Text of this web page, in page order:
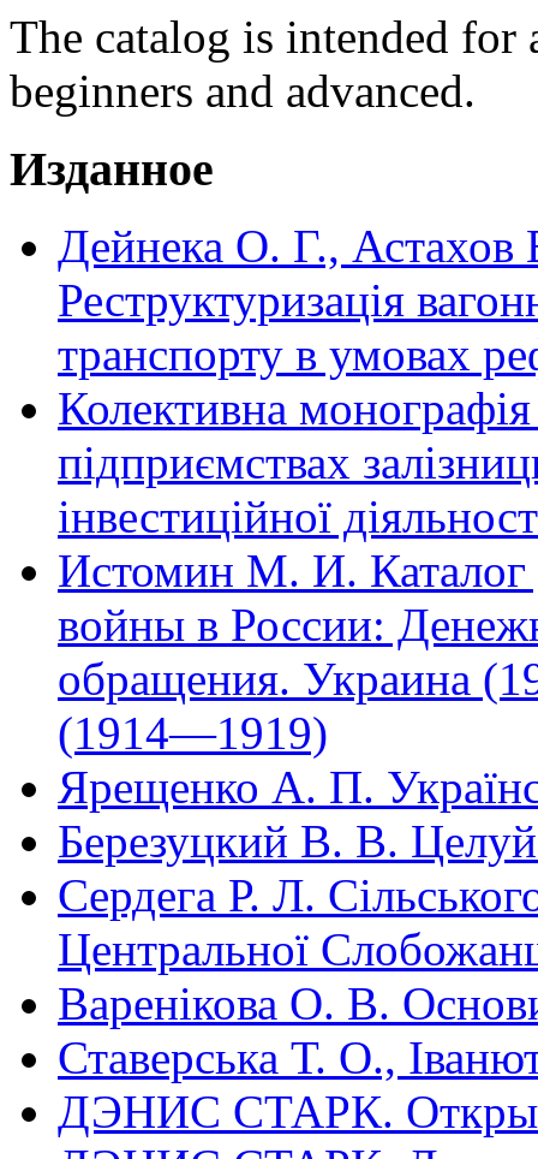
The catalog is intended
beginners and advanced.
Изданное
Дейнека О. Г.,
Реструктуризація
транспорту в умовах
Колективна
підприємствах
інвестиційної
Истомин М. И. Каталог
войны в России:
обращения. Украина
(1914—1919)
Ярещенко А. П.
Березуцкий В. В.
Сердега Р. Л.
Центральної
Варенікова О. В.
Ставерська Т. О.,
ДЭНИС СТАРК.